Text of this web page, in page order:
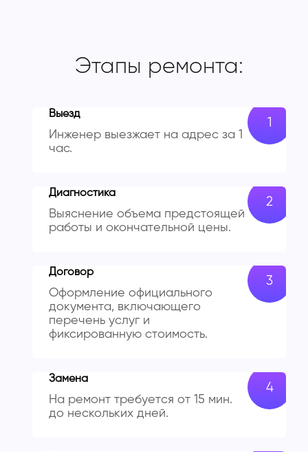
Этапы ремонта:
Выезд
Инженер выезжает на адрес за 1
час.
Диагностика
Выяснение объема предстоящей
работы и окончательной цены.
Договор
Оформление официального
документа, включающего
перечень услуг и
фиксированную стоимость.
Замена
На ремонт требуется от 15 мин.
до нескольких дней.